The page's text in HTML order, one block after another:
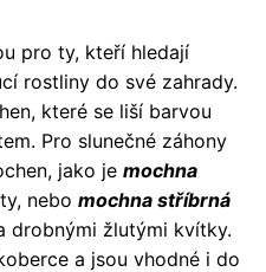
pro ty, kteří hledají
rostliny do své zahrady.
které se liší barvou
Pro slunečné záhony
jako je mochna
nebo mochna stříbrná
drobnými žlutými kvítky.
a jsou vhodné i do